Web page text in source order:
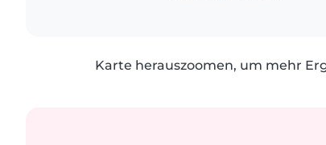
Karte herauszoomen, um mehr